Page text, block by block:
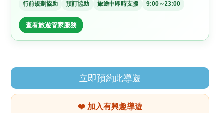
行前規劃協助 預訂協助 旅途中即時支援 9:00～23:00
查看旅遊管家服務
立即預約此導遊
❤️ 加入有興趣導遊